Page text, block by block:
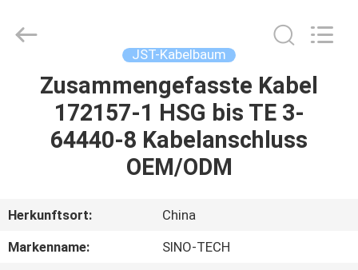
HAUSE
VIDEOS
Ltd..
JST-Kabelbaum
Zusammengefasste Kabel
172157-1 HSG bis TE 3-
64440-8 Kabelanschluss
OEM/ODM
Herkunftsort:
China
Markenname:
SINO-TECH